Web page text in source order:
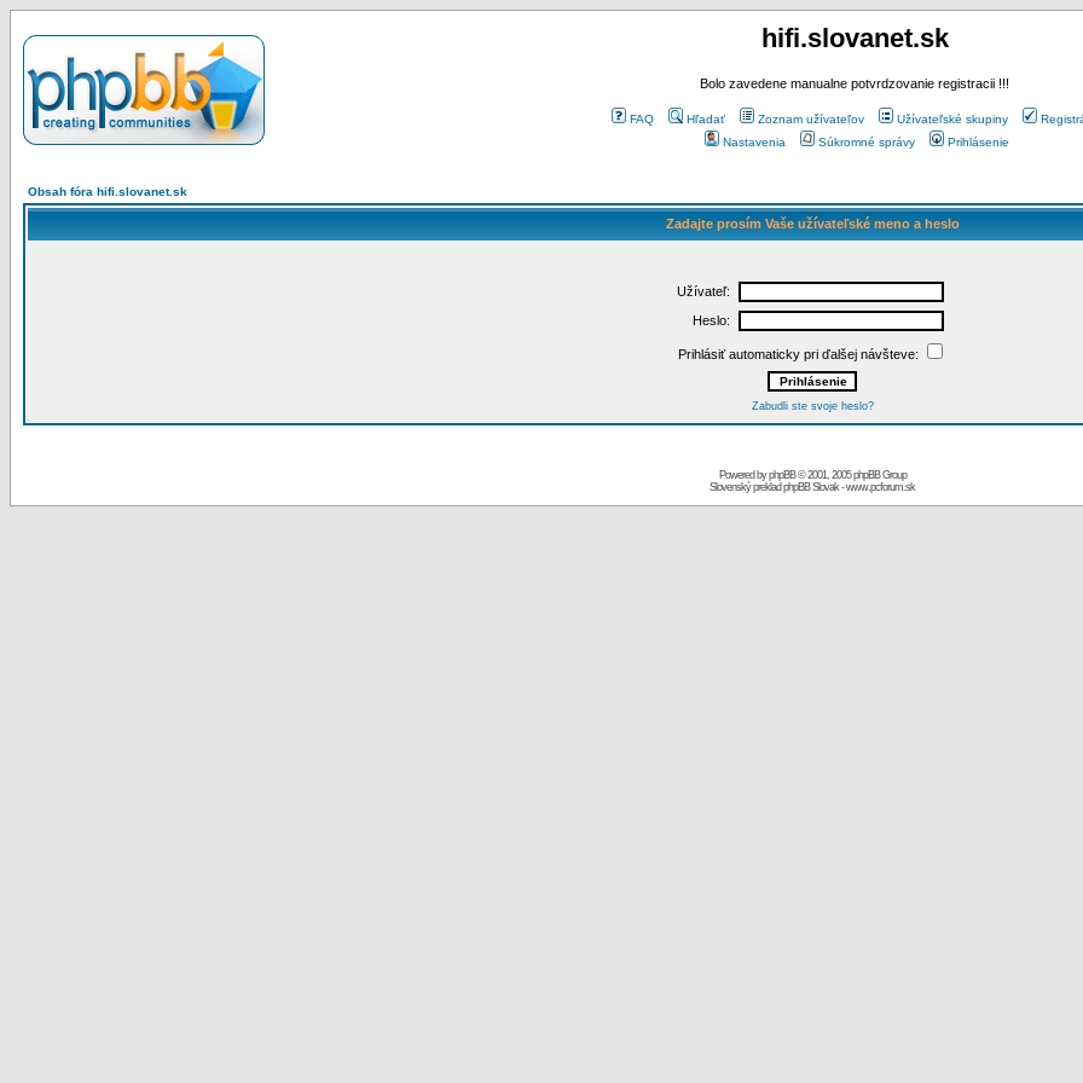
hifi.slovanet.sk
Bolo zavedene manualne potvrdzovanie registracii !!!
FAQ Hľadať Zoznam užívateľov Užívateľské skupiny
Nastavenia
Súkromné správy Prihlásenie
Obsah fóra hifi.slovanet.sk
Zadajte prosím Vaše užívateľské meno a heslo
Užívateľ:
Heslo:
Prihlásiť automaticky pri ďalšej návšteve:
Zabudli ste svoje heslo?
Powered byphpBB© 2001, 2005 phpBB Group
Slovenský preklad phpBB Slovak-www.pcforum.sk